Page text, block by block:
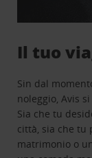
Il tuo
Sin dal
noleggio, Avis
Sia che tu
città, sia che tu
matrimonio o